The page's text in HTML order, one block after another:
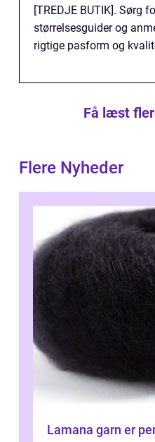
[TREDJE BUTIK]. Sørg
størrelsesguider og
rigtige pasform og
Få læst
Flere Nyheder
Lamana garn er